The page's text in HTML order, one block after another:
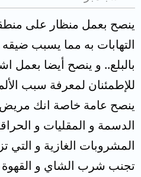
ينصح بعمل منظار على
التهابات به مما يسبب
بالبلع.. و ينصح أيضا بعمل
للإطمئنان لمعرفة سبب
ينصح عامة خاصة انك
الدسمة و المقليات و
المشروبات الغازية و التي
تجنب شرب الشاي و